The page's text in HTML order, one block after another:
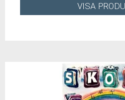
VISA